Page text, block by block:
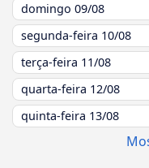
domingo 09/08
segunda-feira 10/08
terça-feira 11/08
quarta-feira 12/08
quinta-feira 13/08